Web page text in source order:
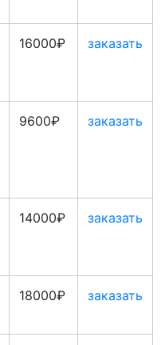
16000₽ заказать
9600₽ заказать
14000₽ заказать
18000₽ заказать